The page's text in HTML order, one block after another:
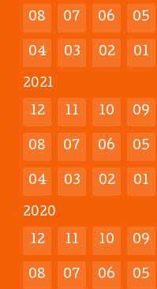
08 07 06 05
04 03 02 01
2021
12 11 10 09
08 07 06 05
04 03 02 01
2020
12 11 10 09
08 07 06 05